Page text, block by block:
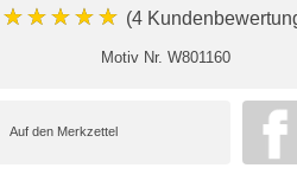
★★★★★ (4
Motiv Nr. W801160